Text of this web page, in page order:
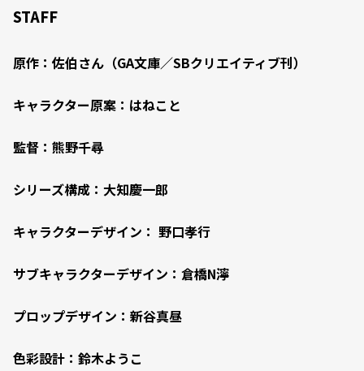
STAFF
原作：佐伯さん（GA文庫／SBクリエイティブ刊）
キャラクター原案：はねこと
監督：熊野千尋
シリーズ構成：大知慶一郎
キャラクターデザイン： 野口孝行
サブキャラクターデザイン：倉橋N濘
プロップデザイン：新谷真昼
色彩設計：鈴木ようこ